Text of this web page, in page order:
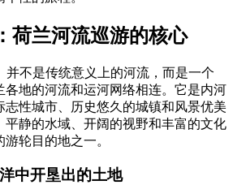
荷兰河流巡游的核心
并不是传统意义上的河流，而是一个
各地的河流和运河网络相连。它是内河
志性城市、历史悠久的城镇和风景优美
平静的水域、开阔的视野和丰富的文化
轮目的地之一。
中开垦出的土地